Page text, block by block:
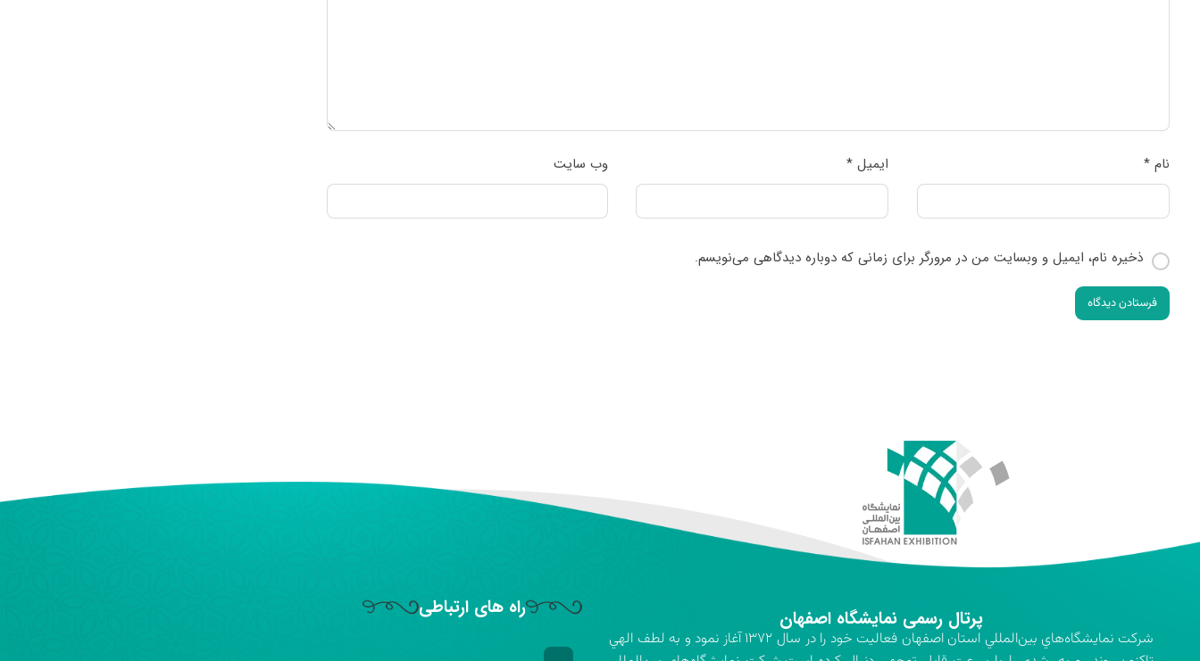
نام * ایمیل * وب‌ سایت
ذخیره نام، ایمیل و وبسایت من در مرورگر برای زمانی که دوباره دیدگاهی می‌نویسم.
فرستادن دیدگاه
پرتال رسمی نمایشگاه اصفهان
شركت نمايشگاه‌هاي بين‌المللي استان اصفهان فعاليت خود را در سال ۱۳۷۲ آغاز نمود و به لطف الهي
راه های ارتباطی